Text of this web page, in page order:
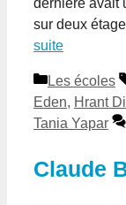
dernière avait
sur deux
suite
Catégories
Les écoles
Eden, Hrant
Tania Yapar
Claude